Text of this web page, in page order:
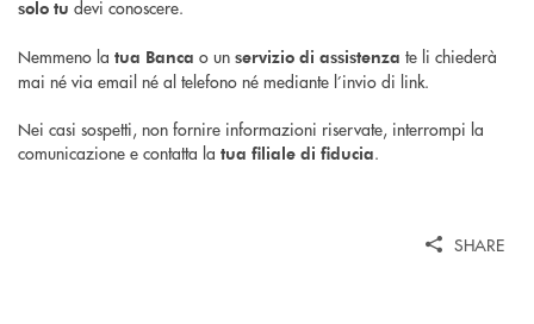
solo tu devi conoscere.
Nemmeno la tua Banca o un servizio di assistenza te li chiederà
mai né via email né al telefono né mediante l’invio di link.
Nei casi sospetti, non fornire informazioni riservate, interrompi la
comunicazione e contatta la tua filiale di fiducia.
SHARE